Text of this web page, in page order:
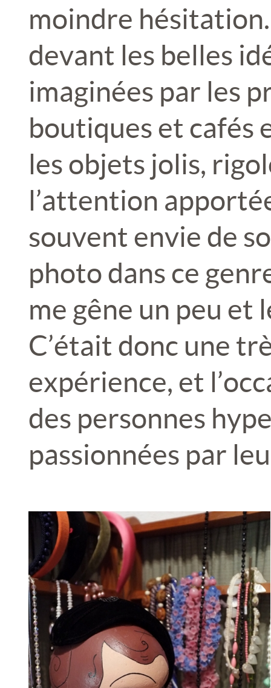
moindre
devant les belles
imaginées par les
boutiques et cafés
les objets jolis,
l’attention
souvent envie de
photo dans ce
me gêne un peu et
C’était donc une
expérience, et
des personnes
passionnées par